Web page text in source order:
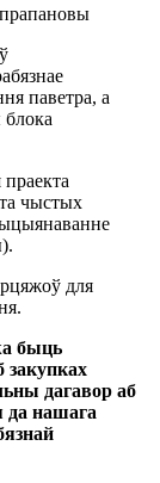
паветра, а
блока
чыстых
для
быць
закупках
дагавор аб
да нашага